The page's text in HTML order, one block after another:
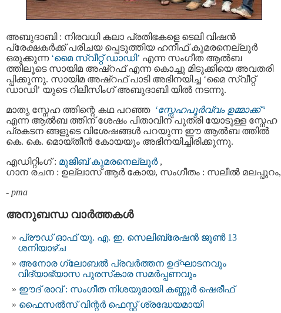
അബുദാബി : നിരവധി കലാ പ്രതിഭകളെ ടെലി വിഷന്‍
പ്രേക്ഷകര്‍ക്ക്‌ പരിചയ പ്പെടുത്തിയ ഹനീഫ്‌ കുമരനെല്ലൂര്‍
ഒരുക്കുന്ന ‘മൈ സ്വീറ്റ് ഡാഡി’ എന്ന സംഗീത ആല്‍ബ
ത്തിലൂടെ സായിമ അഷ്‌റഫ്‌ എന്ന കൊച്ചു മിടുക്കിയെ അവതരി
പ്പിക്കുന്നു. സായിമ അഷ്‌റഫ്‌ പാടി അഭിനയിച്ച ‘മൈ സ്വീറ്റ്
ഡാഡി’ യുടെ റിലീസിംഗ് അബുദാബി യില്‍ നടന്നു.
മാതൃ സ്നേഹ ത്തിന്റെ കഥ പറഞ്ഞ ‘സ്നേഹപൂര്‍വ്വം ഉമ്മാക്ക് ‘
എന്ന ആല്‍ബ ത്തിന് ശേഷം പിതാവിന് പുത്രി യോടുള്ള സ്നേഹ
പ്രകടന ങ്ങളുടെ വിശേഷങ്ങള്‍ പറയുന്ന ഈ ആല്‍ബ ത്തില്‍
കെ. കെ. മൊയ്തീന്‍ കോയയും അഭിനയിച്ചിരിക്കുന്നു.
എഡിറ്റിംഗ് : മുജീബ്‌ കുമരനെല്ലൂര്‍ ,
ഗാന രചന : ഉല്ലാസ് ആര്‍ കോയ, സംഗീതം : സലീല്‍ മലപ്പുറം,
- pma
അനുബന്ധ വാര്‍ത്തകള്‍
പ്രൗഡ് ഓഫ് യു. എ. ഇ. സെലിബ്രേഷൻ ജൂൺ 13
ശനിയാഴ്ച
അനോര ഗ്ലോബൽ പ്രവർത്തന ഉദ്ഘാടനവും
വിദ്യാഭ്യാസ പുരസ്‌കാര സമർപ്പണവും
ഈദ് രാവ് : സംഗീത നിശയുമായി കണ്ണൂർ ഷെരീഫ്
ഫൈസൽസ് വിന്റർ ഫെസ്റ്റ് ശ്രദ്ധേയമായി